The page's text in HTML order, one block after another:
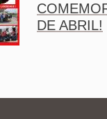
DE ABRIL!